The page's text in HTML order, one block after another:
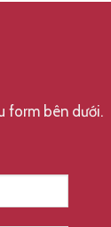
form bên dưới.